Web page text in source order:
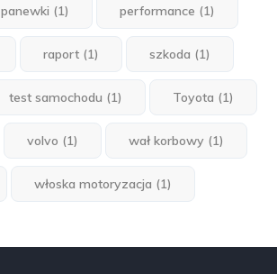
panewki (1) performance (1)
raport (1) szkoda (1)
test samochodu (1) Toyota (1)
volvo (1) wał korbowy (1)
włoska motoryzacja (1)